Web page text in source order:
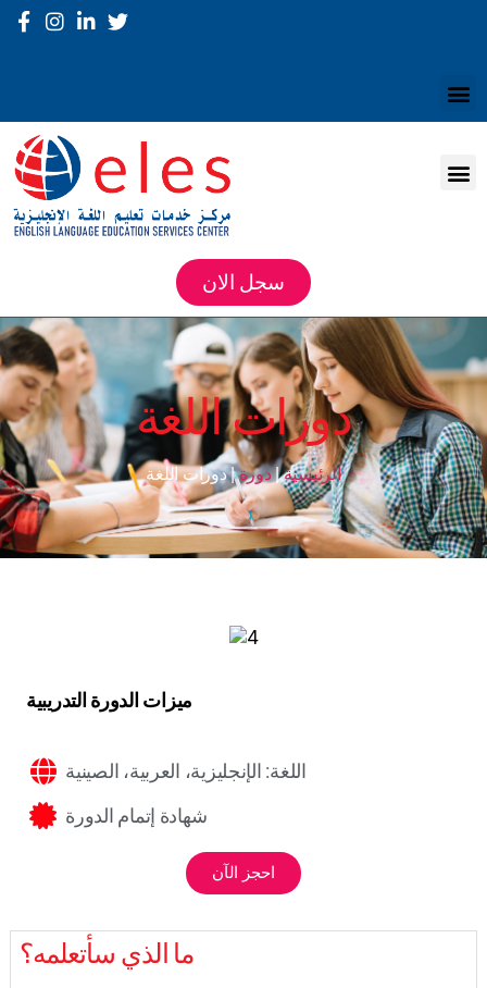
سجل الان
دورات اللغة
الرئيسية|دورة| دورات اللغة
ميزات الدورة التدريبية
اللغة: الإنجليزية، العربية، الصينية
شهادة إتمام الدورة
احجز الآن
ما الذي سأتعلمه؟